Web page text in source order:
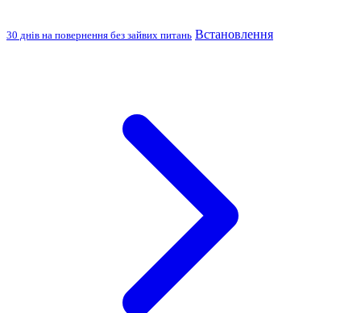
30 днів на повернення без зайвих питань Встановлення